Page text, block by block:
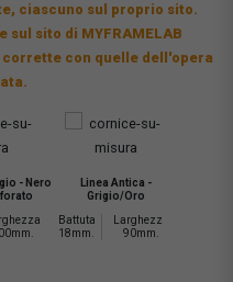
ciascuno sul proprio sito.
sito di MYFRAMELAB
con quelle dell'opera